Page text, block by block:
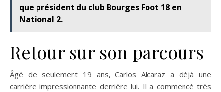
que président du club Bourges Foot 18 en
National 2.
Retour sur son parcours
Âgé de seulement 19 ans, Carlos Alcaraz a déjà une
carrière impressionnante derrière lui. Il a commencé très